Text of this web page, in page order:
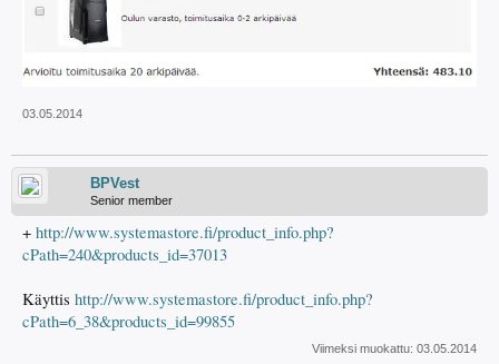
03.05.2014
BPVest
Senior member
+ http://www.systemastore.fi/product_info.php?
cPath=240&products_id=37013
Käyttis http://www.systemastore.fi/product_info.php?
cPath=6_38&products_id=99855
Viimeksi muokattu: 03.05.2014